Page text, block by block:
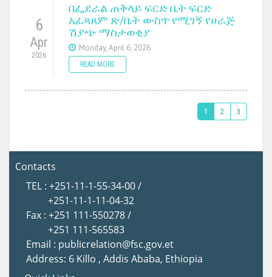
6
Apr
2026
በፌደራል ጠቅላይ ፍርድ ቤት ፍርድ
አፈጻጸም ጽ/ቤት ውስጥ የሚገኝ የሀራጅ
ሽያጭ ማስታወቂያ
Monday, April 6, 2026
READ MORE
1 2 3
Contacts
TEL : +251-11-1-55-34-00 /
+251-11-1-11-04-32
Fax : +251 111-550278 /
+251 111-565583
Email : publicrelation@fsc.gov.et
Address: 6 Killo , Addis Ababa, Ethiopia